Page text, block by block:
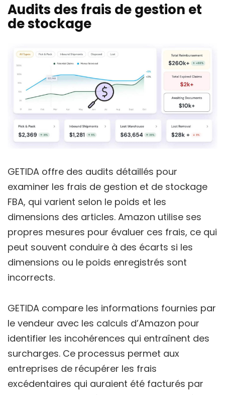
Audits des frais de gestion et
de stockage
GETIDA offre des audits détaillés pour
examiner les frais de gestion et de stockage
FBA, qui varient selon le poids et les
dimensions des articles. Amazon utilise ses
propres mesures pour évaluer ces frais, ce qui
peut souvent conduire à des écarts si les
dimensions ou le poids enregistrés sont
incorrects.
GETIDA compare les informations fournies par
le vendeur avec les calculs d’Amazon pour
identifier les incohérences qui entraînent des
surcharges. Ce processus permet aux
entreprises de récupérer les frais
excédentaires qui auraient été facturés par